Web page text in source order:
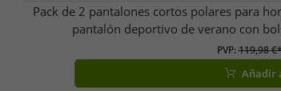
Pack de 2 pantalones cortos polares para
pantalón deportivo de verano con
PVP:119,98
Añadir